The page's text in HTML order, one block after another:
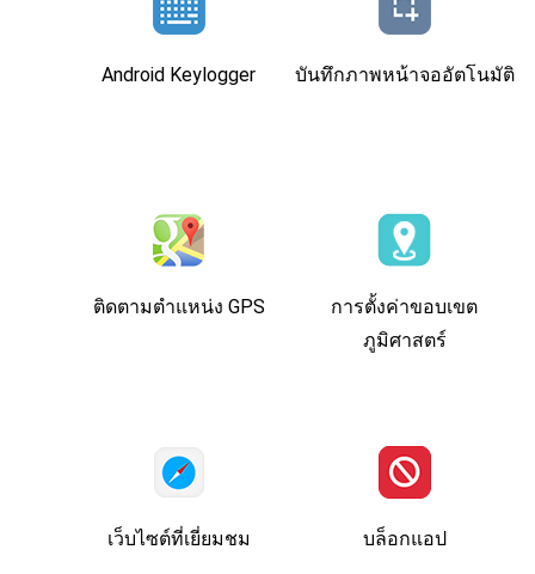
Android Keylogger บันทึกภาพหน้าจออัตโนมัติ
ติดตามตำแหน่ง GPS
การตั้งค่าขอบเขต
ภูมิศาสตร์
เว็บไซต์ที่เยี่ยมชม บล็อกแอป